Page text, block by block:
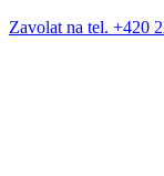
Zavolat na tel. +420